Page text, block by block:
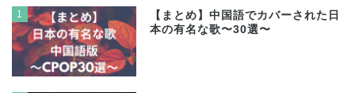
1
【まとめ】中国語でカバーされた日
本の有名な歌〜30選〜